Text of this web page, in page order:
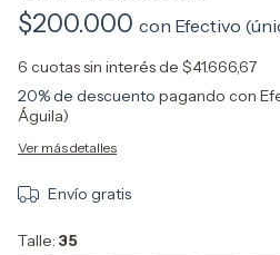
$200.000 con Efectivo
6 cuotas sin interés de $41.666,67
20% de descuento pagando con
Águila)
Ver más detalles
Envío gratis
Talle: 35